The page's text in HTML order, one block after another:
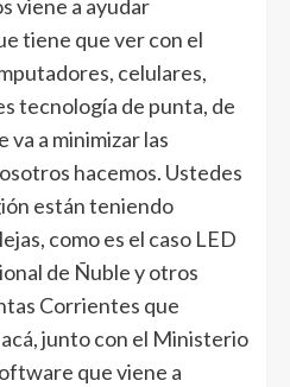
viene a ayudar
tiene que ver con el
celulares,
tecnología de punta, de
a minimizar las
hacemos. Ustedes
están teniendo
como es el caso LED
de Ñuble y otros
Corrientes que
junto con el Ministerio
que viene a